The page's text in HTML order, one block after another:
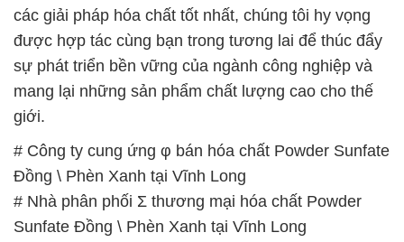
các giải pháp hóa chất tốt nhất, chúng tôi hy vọng
được hợp tác cùng bạn trong tương lai để thúc đẩy
sự phát triển bền vững của ngành công nghiệp và
mang lại những sản phẩm chất lượng cao cho thế
giới.
# Công ty cung ứng φ bán hóa chất Powder Sunfate
Đồng \ Phèn Xanh tại Vĩnh Long
# Nhà phân phối Σ thương mại hóa chất Powder
Sunfate Đồng \ Phèn Xanh tại Vĩnh Long